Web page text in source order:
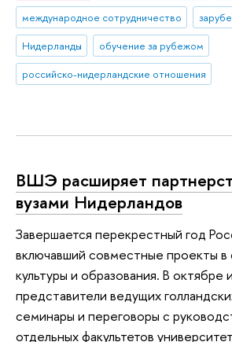
международное сотрудничество
Нидерланды
обучение за рубежом
российско-нидерландские отношения
ВШЭ расширяет
вузами Нидерландов
Завершается перекрестный год
включавший совместные проекты в
культуры и образования. В октябре
представители ведущих
семинары и переговоры с
отдельных факультетов